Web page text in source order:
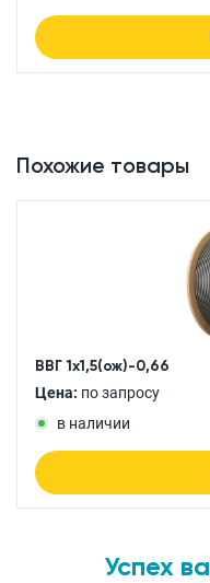
Похожие товары
ВВГ 1x1,5(ож)-0,66
Цена: по запросу
в наличии
Успех